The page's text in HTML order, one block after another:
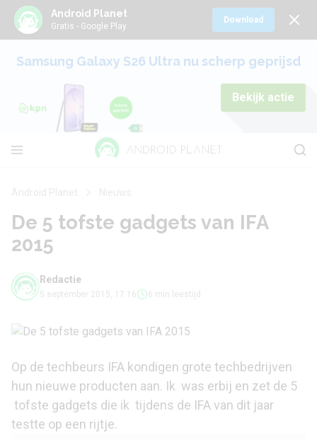
Android Planet
Gratis - Google Play
Download
Samsung Galaxy S26 Ultra nu scherp geprijsd
Bekijk actie
De 5 tofste gadgets van IFA
2015
Redactie
5 september 2015, 17:16 6 min leestijd
Op de techbeurs IFA kondigen grote techbedrijven
hun nieuwe producten aan. Ik was erbij en zet de 5
tofste gadgets die ik tijdens de IFA van dit jaar
testte op een rijtje.